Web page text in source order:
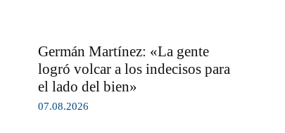
Germán Martínez: «La gente
logró volcar a los indecisos para
el lado del bien»
07.08.2026